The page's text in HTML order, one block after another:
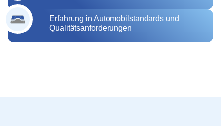
Erfahrung in Automobilstandards und
Qualitätsanforderungen